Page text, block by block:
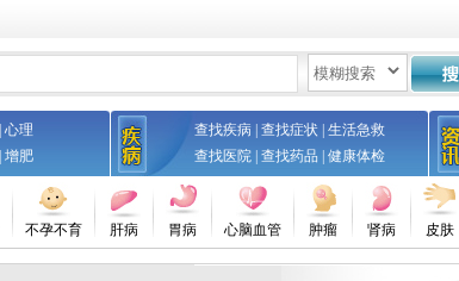
心理
增肥
查找疾病 查找症状 生活急救
查找医院 查找药品 健康体检
不孕不育 肝病 胃病 心脑血管 肿瘤 肾病 皮肤